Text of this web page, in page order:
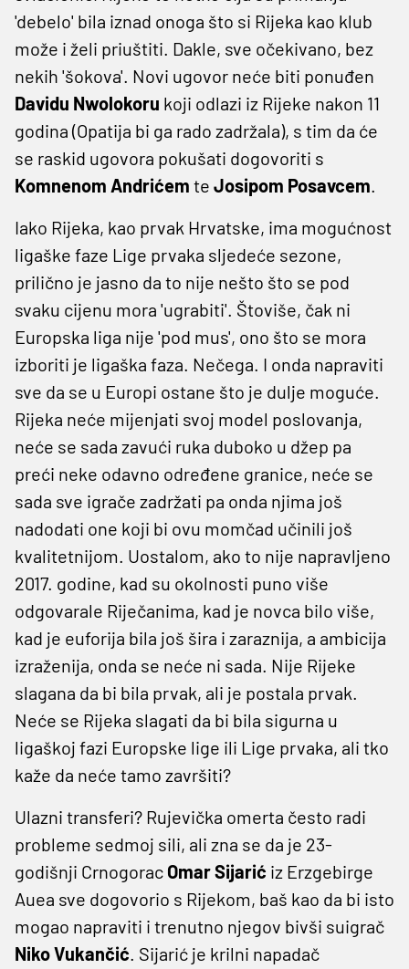
'debelo' bila iznad onoga što si Rijeka kao klub
može i želi priuštiti. Dakle, sve očekivano, bez
nekih 'šokova'. Novi ugovor neće biti ponuđen
Davidu Nwolokoru koji odlazi iz Rijeke nakon 11
godina (Opatija bi ga rado zadržala), s tim da će
se raskid ugovora pokušati dogovoriti s
Komnenom Andrićem te Josipom Posavcem.
Iako Rijeka, kao prvak Hrvatske, ima mogućnost
ligaške faze Lige prvaka sljedeće sezone,
prilično je jasno da to nije nešto što se pod
svaku cijenu mora 'ugrabiti'. Štoviše, čak ni
Europska liga nije 'pod mus', ono što se mora
izboriti je ligaška faza. Nečega. I onda napraviti
sve da se u Europi ostane što je dulje moguće.
Rijeka neće mijenjati svoj model poslovanja,
neće se sada zavući ruka duboko u džep pa
preći neke odavno određene granice, neće se
sada sve igrače zadržati pa onda njima još
nadodati one koji bi ovu momčad učinili još
kvalitetnijom. Uostalom, ako to nije napravljeno
2017. godine, kad su okolnosti puno više
odgovarale Riječanima, kad je novca bilo više,
kad je euforija bila još šira i zaraznija, a ambicija
izraženija, onda se neće ni sada. Nije Rijeke
slagana da bi bila prvak, ali je postala prvak.
Neće se Rijeka slagati da bi bila sigurna u
ligaškoj fazi Europske lige ili Lige prvaka, ali tko
kaže da neće tamo završiti?
Ulazni transferi? Rujevička omerta često radi
probleme sedmoj sili, ali zna se da je 23-
godišnji Crnogorac OmarSijarić iz Erzgebirge
Auea sve dogovorio s Rijekom, baš kao da bi isto
mogao napraviti i trenutno njegov bivši suigrač
NikoVukančić. Sijarić je krilni napadač